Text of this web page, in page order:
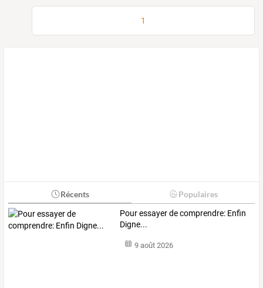
1
Récents Populaires
Pour essayer de comprendre: Enfin
Digne...
9 août 2026